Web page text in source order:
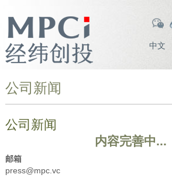
中文
公司新闻
公司新闻
内容完善中...
邮箱
press@mpc.vc